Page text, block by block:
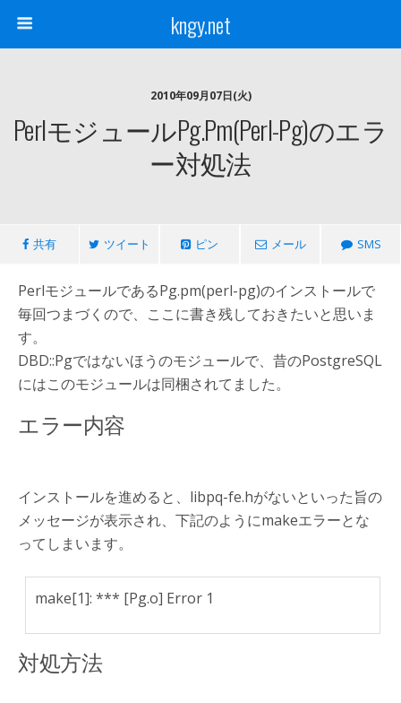
kngy.net
2010年09月07日(火)
PerlモジュールPg.pm(perl-Pg)のエラ
ー対処法
共有 ツイート ピン メール SMS
PerlモジュールであるPg.pm(perl-pg)のインストールで
毎回つまづくので、ここに書き残しておきたいと思いま
す。
DBD::Pgではないほうのモジュールで、昔のPostgreSQL
にはこのモジュールは同梱されてました。
エラー内容
インストールを進めると、libpq-fe.hがないといった旨の
メッセージが表示され、下記のようにmakeエラーとな
ってしまいます。
make[1]: *** [Pg.o] Error 1
対処方法